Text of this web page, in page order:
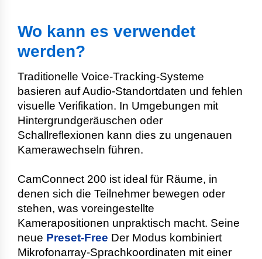
Wo kann es verwendet
werden?
Traditionelle Voice-Tracking-Systeme
basieren auf Audio-Standortdaten und fehlen
visuelle Verifikation. In Umgebungen mit
Hintergrundgeräuschen oder
Schallreflexionen kann dies zu ungenauen
Kamerawechseln führen.
CamConnect 200 ist ideal für Räume, in
denen sich die Teilnehmer bewegen oder
stehen, was voreingestellte
Kamerapositionen unpraktisch macht. Seine
neue Preset-Free Der Modus kombiniert
Mikrofonarray-Sprachkoordinaten mit einer